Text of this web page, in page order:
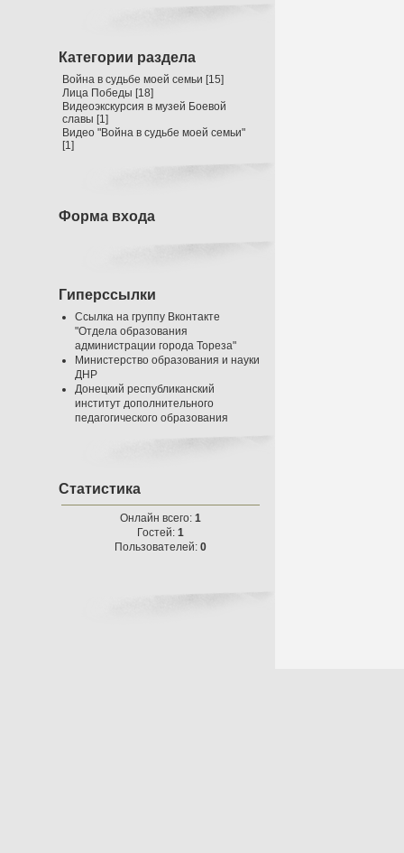
Категории раздела
Война в судьбе моей семьи [15]
Лица Победы [18]
Видеоэкскурсия в музей Боевой
славы [1]
Видео "Война в судьбе моей семьи"
[1]
Форма входа
Гиперссылки
Ссылка на группу Вконтакте
"Отдела образования
администрации города Тореза"
Министерство образования и науки
ДНР
Донецкий республиканский
институт дополнительного
педагогического образования
Статистика
Онлайн всего: 1
Гостей: 1
Пользователей: 0